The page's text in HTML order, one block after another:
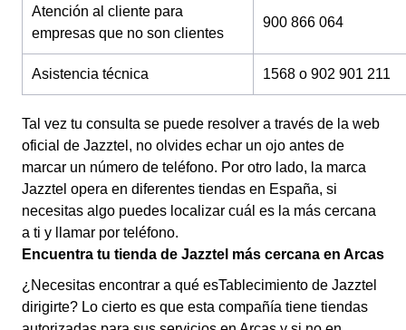
Atención al cliente para
empresas que no son clientes
900 866 064
Asistencia técnica 1568 o 902 901 211
Tal vez tu consulta se puede resolver a través de la web
oficial de Jazztel, no olvides echar un ojo antes de
marcar un número de teléfono. Por otro lado, la marca
Jazztel opera en diferentes tiendas en España, si
necesitas algo puedes localizar cuál es la más cercana
a ti y llamar por teléfono.
Encuentra tu tienda de Jazztel más cercana en Arcas
¿Necesitas encontrar a qué esTablecimiento de Jazztel
dirigirte? Lo cierto es que esta compañía tiene tiendas